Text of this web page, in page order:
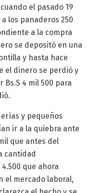
el pasado 19
los panaderos 250
a la compra
se depositó en una
y hasta hace
el dinero se perdió y
4 mil 500 para
y pequeños
ir a la quiebra ante
que antes del
cantidad
que ahora
el mercado laboral,